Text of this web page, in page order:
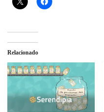
Relacionado